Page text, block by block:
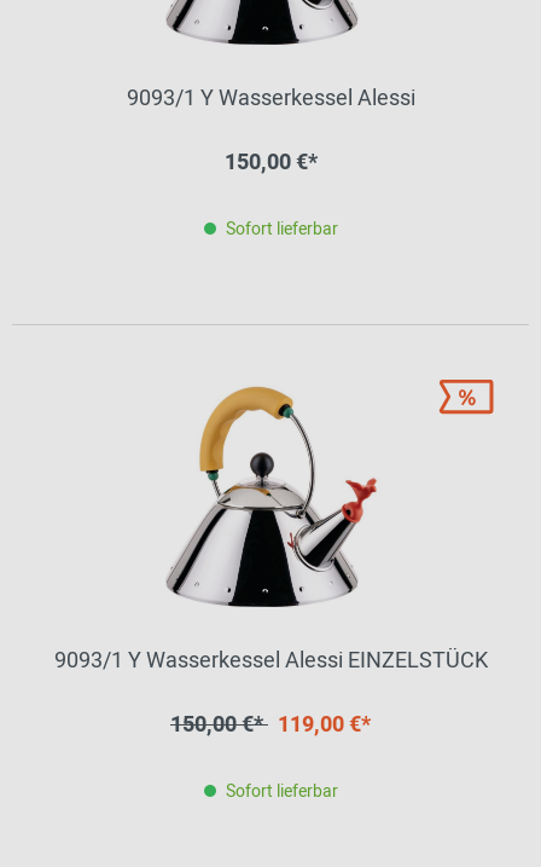
9093/1 Y Wasserkessel Alessi
150,00 €*
Sofort lieferbar
9093/1 Y Wasserkessel Alessi EINZELSTÜCK
150,00 €* 119,00 €*
Sofort lieferbar